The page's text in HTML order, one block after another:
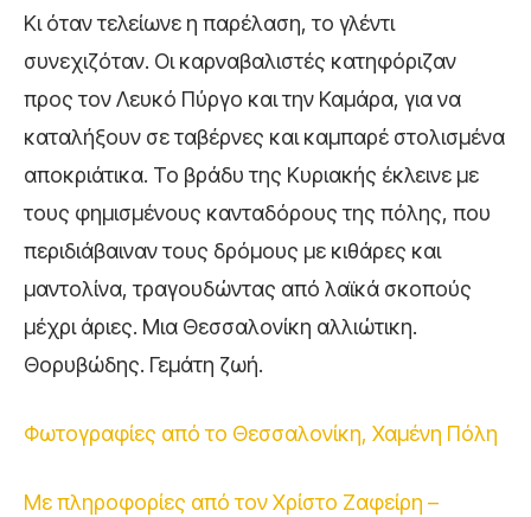
Κι όταν τελείωνε η παρέλαση, το γλέντι
συνεχιζόταν. Οι καρναβαλιστές κατηφόριζαν
προς τον Λευκό Πύργο και την Καμάρα, για να
καταλήξουν σε ταβέρνες και καμπαρέ στολισμένα
αποκριάτικα. Το βράδυ της Κυριακής έκλεινε με
τους φημισμένους κανταδόρους της πόλης, που
περιδιάβαιναν τους δρόμους με κιθάρες και
μαντολίνα, τραγουδώντας από λαϊκά σκοπούς
μέχρι άριες. Μια Θεσσαλονίκη αλλιώτικη.
Θορυβώδης. Γεμάτη ζωή.
Φωτογραφίες από το Θεσσαλονίκη, Χαμένη Πόλη
Με πληροφορίες από τον Χρίστο Ζαφείρη –